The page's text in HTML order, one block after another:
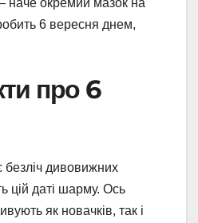
наче окремий мазок на
6 вересня днем,
про 6
дивовижних
цій даті шарму. Ось
як новачків, так і